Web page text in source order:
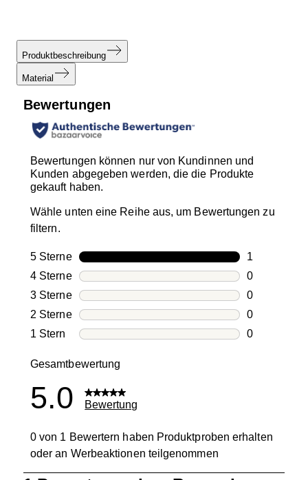
Produktbeschreibung
Material
Bewertungen
Bewertungen können nur von Kundinnen und
Kunden abgegeben werden, die die Produkte
gekauft haben.
Wähle unten eine Reihe aus, um Bewertungen zu
filtern.
5 SterneSterne
1
1
4 SterneSterne
0
0
3 SterneSterne
0
0
2 SterneSterne
0
0
1 Stern Sterne
0
Gesamtbewertung
5.0 Bewertung
0 von 1 Bewertern haben Produktproben erhalten
oder an Werbeaktionen teilgenommen